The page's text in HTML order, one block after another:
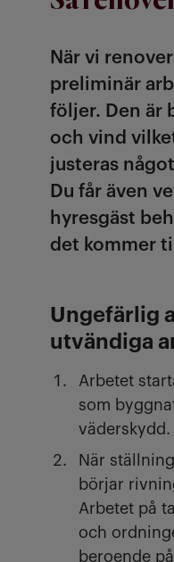
När vi
preliminär
följer. Den är
och vind
justeras
Du får även
hyresgäst
det kommer
Ungefärlig
utvändiga
Arbetet
som
väderskydd.
När
börjar
Arbetet på
och
beroende